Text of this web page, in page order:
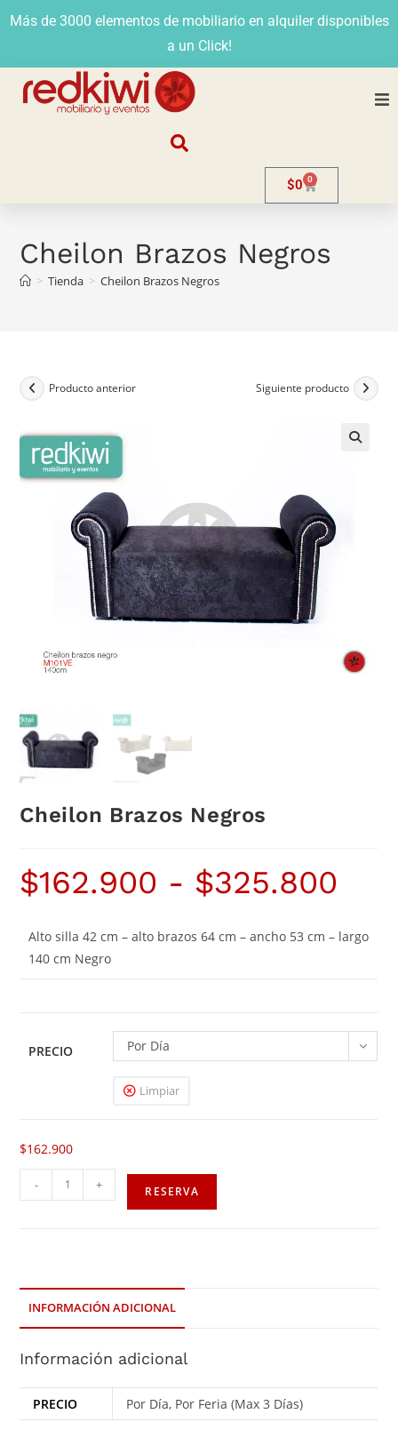
Más de 3000 elementos de mobiliario en alquiler disponibles
a un Click!
Venta
Contacto
$0 0
Cheilon Brazos Negros
> Tienda > Cheilon Brazos Negros
Producto anterior Siguiente producto
Cheilon Brazos Negros
$162.900 - $325.800
Alto silla 42 cm – alto brazos 64 cm – ancho 53 cm – largo
140 cm Negro
PRECIO Por Día
Limpiar
$162.900
- + RESERVA
INFORMACIÓN ADICIONAL
Información adicional
PRECIO Por Día, Por Feria (Max 3 Días)